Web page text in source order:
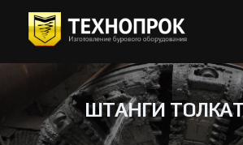
ШТАНГИ